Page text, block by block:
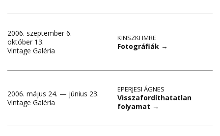
2006. szeptember 6. —
október 13.
Vintage Galéria
KINSZKI IMRE
Fotográfiák →
2006. május 24. — június 23.
Vintage Galéria
EPERJESI ÁGNES
Visszafordíthatatlan
folyamat →